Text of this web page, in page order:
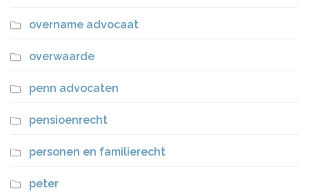
overname advocaat
overwaarde
penn advocaten
pensioenrecht
personen en familierecht
peter